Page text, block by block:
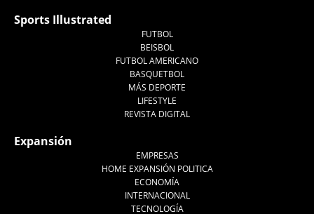
Sports Illustrated
FUTBOL
BEISBOL
FUTBOL AMERICANO
BASQUETBOL
MÁS DEPORTE
LIFESTYLE
REVISTA DIGITAL
Expansión
EMPRESAS
HOME EXPANSIÓN POLITICA
ECONOMÍA
INTERNACIONAL
TECNOLOGÍA